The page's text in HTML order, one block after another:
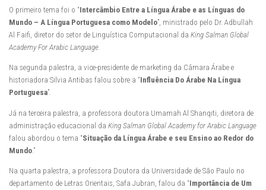
O primeiro tema foi o “Intercâmbio Entre a Língua Árabe e as Línguas do
Mundo – A Língua Portuguesa como Modelo”, ministrado pelo Dr. Adbullah
Al Faifi, diretor do setor de Linguística Computacional da King Salman Global
Academy For Arabic Language.
Na segunda palestra, a vice-presidente de marketing da Câmara Árabe e
historiadora Silvia Antibas falou sobre a “Influência Do Árabe Na Língua
Portuguesa”.
Já na terceira palestra, a professora doutora Umamah Al Shanqiti, diretora de
administração educacional da King Salman Global Academy for Arabic Language
falou abordou o tema “Situação da Língua Árabe e seu Ensino ao Redor do
Mundo.”
Na quarta palestra, a professora Doutora da Universidade de São Paulo no
departamento de Letras Orientais, Safa Jubran, falou da “Importância de Um